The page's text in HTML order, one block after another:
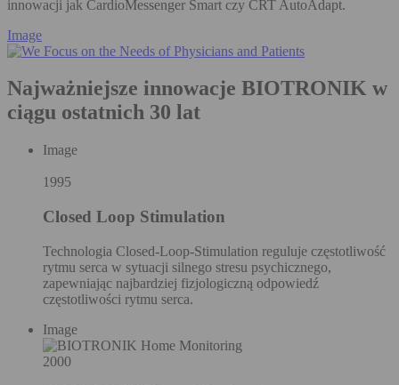
innowacji jak CardioMessenger Smart czy CRT AutoAdapt.
Image
Najważniejsze innowacje BIOTRONIK w
ciągu ostatnich 30 lat
Image
1995
Closed Loop Stimulation
Technologia Closed-Loop-Stimulation reguluje częstotliwość
rytmu serca w sytuacji silnego stresu psychicznego,
zapewniając najbardziej fizjologiczną odpowiedź
częstotliwości rytmu serca.
Image
2000